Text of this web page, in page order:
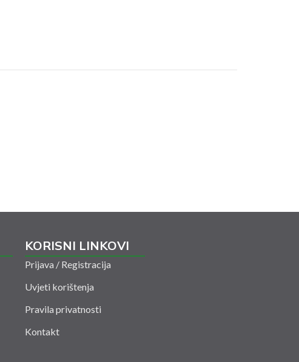
KORISNI LINKOVI
Prijava / Registracija
Uvjeti korištenja
Pravila privatnosti
Kontakt